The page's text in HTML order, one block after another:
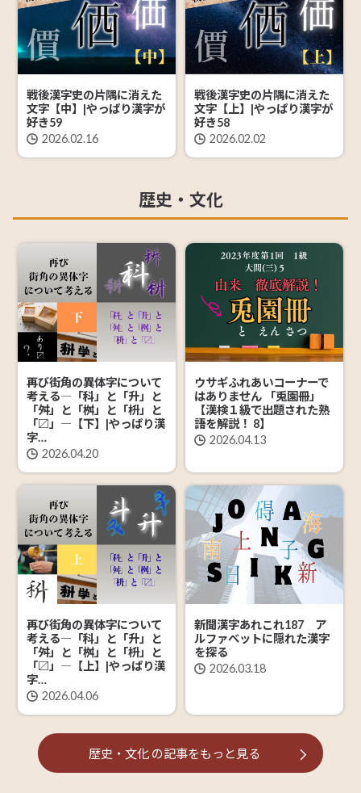
戦後漢字史の片隅に消えた
文字【中】|やっぱり漢字が
好き59
2026.02.16
戦後漢字史の片隅に消えた
文字【上】|やっぱり漢字が
好き58
2026.02.02
歴史・文化
再び街角の異体字について
考える―「科」と「升」と
「舛」と「桝」と「枡」と
「〼」―【下】|やっぱり漢
字…
2026.04.20
ウサギふれあいコーナーで
はありません 「兎園冊」
【漢検１級で出題された熟
語を解説！ 8】
2026.04.13
再び街角の異体字について
考える―「科」と「升」と
「舛」と「桝」と「枡」と
「〼」―【上】|やっぱり漢
字…
2026.04.06
新聞漢字あれこれ187 ア
ルファベットに隠れた漢字
を探る
2026.03.18
歴史・文化 の記事をもっと見る